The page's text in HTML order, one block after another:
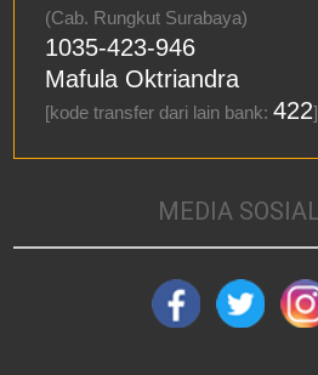
(Cab. Rungkut Surabaya)
1035-423-946
Mafula Oktriandra
[kode transfer dari lain bank:422]
MEDIA